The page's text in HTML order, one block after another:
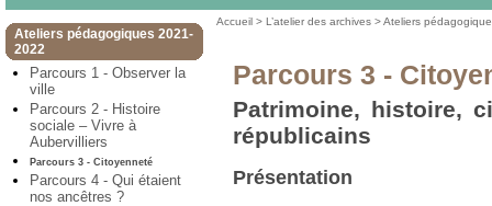
Ateliers pédagogiques 2021-
2022
Parcours 1 - Observer la
ville
Parcours 2 - Histoire
sociale – Vivre à
Aubervilliers
Parcours 3 - Citoyenneté
Parcours 4 - Qui étaient
nos ancêtres ?
Accueil >L’atelier des archives >Ateliers
Parcours 3 -
Patrimoine, histoire,
républicains
Présentation